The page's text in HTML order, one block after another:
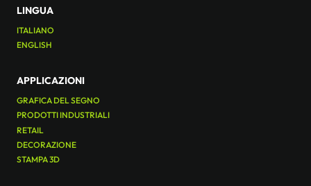
LINGUA
ITALIANO
ENGLISH
APPLICAZIONI
GRAFICA DEL SEGNO
PRODOTTI INDUSTRIALI
RETAIL
DECORAZIONE
STAMPA 3D